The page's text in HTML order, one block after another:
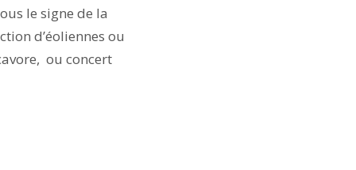
le signe de la
d’éoliennes ou
ou concert